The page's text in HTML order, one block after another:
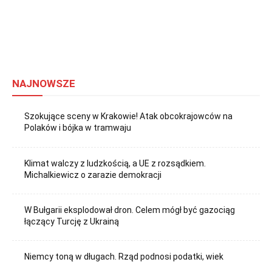
NAJNOWSZE
Szokujące sceny w Krakowie! Atak obcokrajowców na
Polaków i bójka w tramwaju
Klimat walczy z ludzkością, a UE z rozsądkiem.
Michalkiewicz o zarazie demokracji
W Bułgarii eksplodował dron. Celem mógł być gazociąg
łączący Turcję z Ukrainą
Niemcy toną w długach. Rząd podnosi podatki, wiek